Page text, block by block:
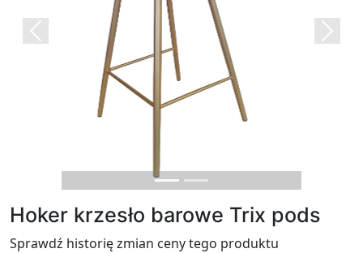
Previous Next
Hoker krzesło barowe Trix pods
Sprawdź historię zmian ceny tego produktu